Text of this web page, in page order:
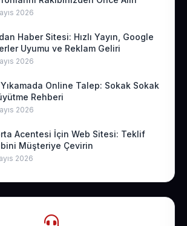
2026
Haber Sitesi: Hızlı Yayın, Google
Uyumu ve Reklam Geliri
2026
Yıkamada Online Talep: Sokak Sokak
Rehberi
2026
Acentesi İçin Web Sitesi: Teklif
Müşteriye Çevirin
2026